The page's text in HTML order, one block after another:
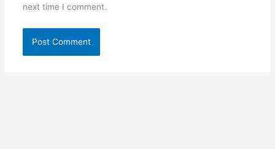
next time I comment.